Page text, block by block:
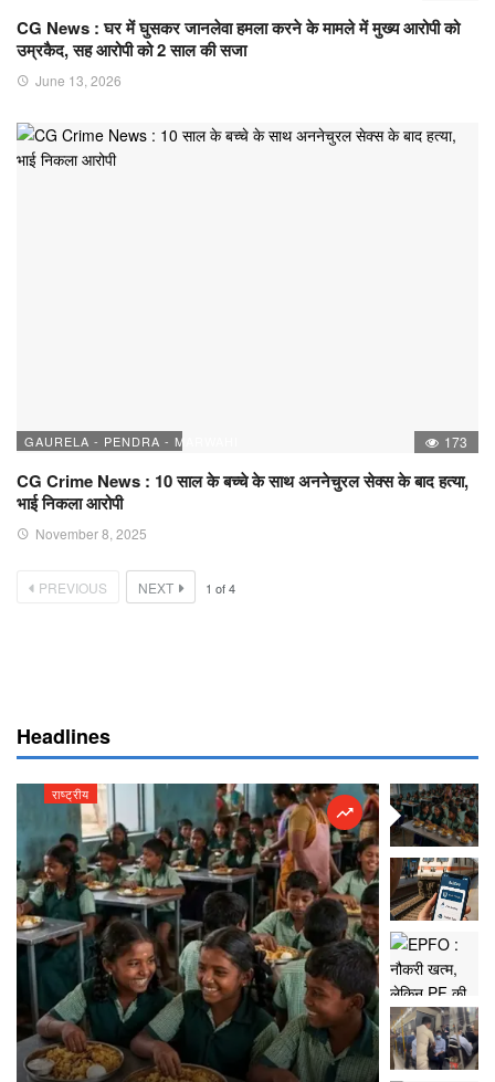
CG News : घर में घुसकर जानलेवा हमला करने के मामले में मुख्य आरोपी को
उम्रकैद, सह आरोपी को 2 साल की सजा
June 13, 2026
GAURELA - PENDRA - MARWAHI 173
CG Crime News : 10 साल के बच्चे के साथ अननेचुरल सेक्स के बाद हत्या,
भाई निकला आरोपी
November 8, 2025
PREVIOUS NEXT 1 of4
Headlines
राष्ट्रीय राष्ट्रीय